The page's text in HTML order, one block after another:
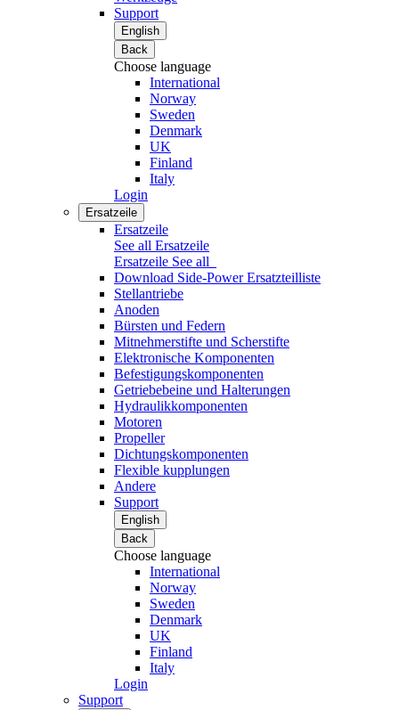
Support
English
Back
Choose language
International
Norway
Sweden
Denmark
UK
Finland
Italy
Login
Ersatzeile
Ersatzeile
See all Ersatzeile
Ersatzeile See all
Download Side-Power Ersatzteilliste
Stellantriebe
Anoden
Bürsten und Federn
Mitnehmerstifte und Scherstifte
Elektronische Komponenten
Befestigungskomponenten
Getriebebeine und Halterungen
Hydraulikkomponenten
Motoren
Propeller
Dichtungskomponenten
Flexible kupplungen
Andere
Support
English
Back
Choose language
International
Norway
Sweden
Denmark
UK
Finland
Italy
Login
Support